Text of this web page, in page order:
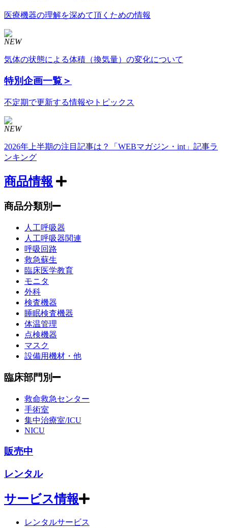
医療機器の理解を深めて頂くための情報
NEW
気体の状態による体積（換気量）の変化について
特別企画一覧＞
不定期で更新する情報やトピックス
NEW
2026年上半期の注目記事は？「WEBマガジン・int」記事ラ
ンキング
商品情報
商品分類別
人工呼吸器
人工呼吸器関連
呼吸回路
救急蘇生
臨床医学教育
モニタ
外科
検査機器
睡眠検査機器
体温管理
点検機器
マスク
設備用機材・他
臨床部門別
救命救急センター
手術室
集中治療室/ICU
NICU
販売中
レンタル
サービス情報
レンタルサービス